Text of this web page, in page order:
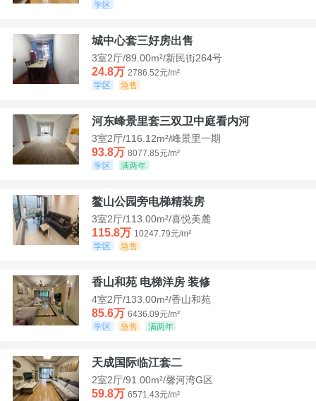
学区
城中心套三好房出售
3室2厅/89.00m²/新民街264号
24.8万 2786.52元/m²
学区
急售
河东峰景里套三双卫中庭看内河
3室2厅/116.12m²/峰景里一期
93.8万 8077.85元/m²
学区
满两年
鳌山公园旁电梯精装房
3室2厅/113.00m²/喜悦美麓
115.8万 10247.79元/m²
学区
急售
香山和苑 电梯洋房 装修
4室2厅/133.00m²/香山和苑
85.6万 6436.09元/m²
学区
急售 满两年
天成国际临江套二
2室2厅/91.00m²/馨河湾G区
59.8万 6571.43元/m²